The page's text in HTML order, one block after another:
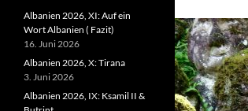
Albanien 2026, XI: Auf ein
Wort Albanien ( Fazit)
16. Juni 2026
Albanien 2026, X: Tirana
3. Juni 2026
Albanien 2026, IX: Ksamil II &